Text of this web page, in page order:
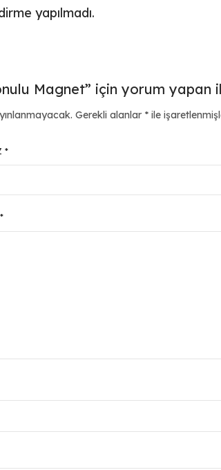
yapılmadı.
Magnet” için yorum yapan
Gerekli alanlar * ile
*
*